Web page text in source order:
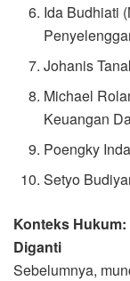
Ida Budhiati
Johanis
Michael
Keuangan
Poengky
Setyo
Konteks Hukum:
Diganti
Sebelumnya,